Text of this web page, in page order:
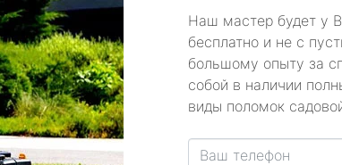
Наш мастер будет у
бесплатно и не с
большому опыту за
собой в наличии
виды поломок